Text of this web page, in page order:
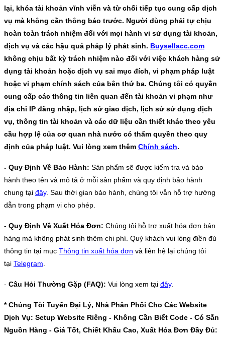
lại, khóa tài khoản vĩnh viễn và từ chối tiếp tục cung cấp dịch
vụ mà không cần thông báo trước. Người dùng phải tự chịu
hoàn toàn trách nhiệm đối với mọi hành vi sử dụng tài khoản,
dịch vụ và các hậu quả pháp lý phát sinh. Buysellacc.com
không chịu bất kỳ trách nhiệm nào đối với việc khách hàng sử
dụng tài khoản hoặc dịch vụ sai mục đích, vi phạm pháp luật
hoặc vi phạm chính sách của bên thứ ba. Chúng tôi có quyền
cung cấp các thông tin liên quan đến tài khoản vi phạm như
địa chỉ IP đăng nhập, lịch sử giao dịch, lịch sử sử dụng dịch
vụ, thông tin tài khoản và các dữ liệu cần thiết khác theo yêu
cầu hợp lệ của cơ quan nhà nước có thẩm quyền theo quy
định của pháp luật. Vui lòng xem thêm Chính sách.
- Quy Định Về Bảo Hành: Sản phẩm sẽ được kiểm tra và bảo
hành theo tên và mô tả ở mỗi sản phẩm và quy định bảo hành
chung tại đây. Sau thời gian bảo hành, chúng tôi vẫn hỗ trợ hướng
dẫn trong phạm vi cho phép.
- Quy Định Về Xuất Hóa Đơn: Chúng tôi hỗ trợ xuất hóa đơn bán
hàng mà không phát sinh thêm chi phí. Quý khách vui lòng điền đủ
thông tin tại mục Thông tin xuất hóa đơn và liên hệ lại chúng tôi
tại Telegram
- Câu Hỏi Thường Gặp (FAQ): Vui lòng xem tại đây.
* Chúng Tôi Tuyển Đại Lý, Nhà Phân Phối Cho Các Website
Dịch Vụ: Setup Website Riêng - Không Cần Biết Code - Có Sẵn
Nguồn Hàng - Giá Tốt, Chiết Khấu Cao, Xuất Hóa Đơn Đầy Đủ: